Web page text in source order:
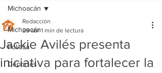
Michoacán
Política
Deportes
Michoacán
Jackie Avilés presenta
iniciativa para fortalecer la
Redacción
29 abr 1 min de lectura